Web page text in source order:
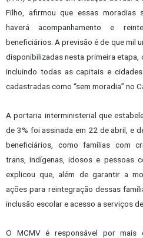
Filho, afirmou que essas moradias
haverá acompanhamento e
beneficiários. A previsão é de que mil
disponibilizadas nesta primeira etapa,
incluindo todas as capitais e
cadastradas como “sem moradia” no
A portaria interministerial que
de 3% foi assinada em 22 de abril, e
beneficiários, como famílias com
trans, indígenas, idosos e pessoas
explicou que, além de garantir a
ações para reintegração dessas
inclusão escolar e acesso a serviços
O MCMV é responsável por mais